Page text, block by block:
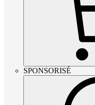
SPONSORISÉ